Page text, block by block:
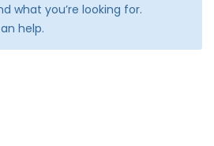
what you’re looking for.
help.